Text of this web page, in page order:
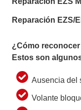
Reparación EZS/
¿Cómo
Estos son
Ausencia del
Volante